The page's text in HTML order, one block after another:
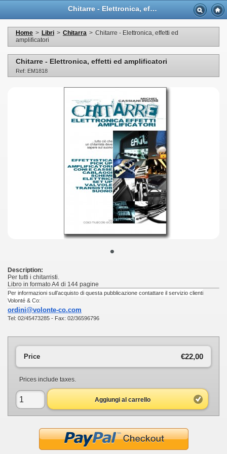
Chitarre - Elettronica, effetti ed amplificatori - Casa Musicale Eco
Home > Libri > Chitarra > Chitarre - Elettronica, effetti ed
amplificatori
Chitarre - Elettronica, effetti ed amplificatori
Ref: EM1818
•
Description:
Per tutti i chitarristi.
Libro in formato A4 di 144 pagine
Per informazioni sull’acquisto di questa pubblicazione contattare il servizio clienti
Volonté & Co:
ordini@volonte-co.com
Tel: 02/45473285 - Fax: 02/36596796
€22,00
Price
Prices include taxes.
Aggiungi al carrello